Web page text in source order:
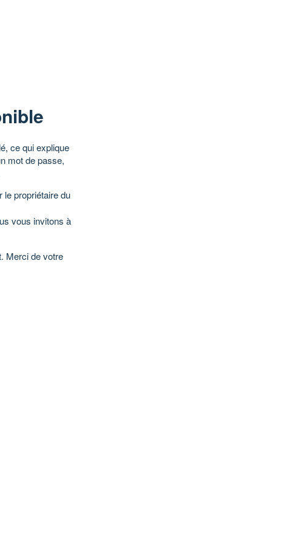
ce qui explique
mot de passe,
propriétaire du
vous invitons à
Merci de votre